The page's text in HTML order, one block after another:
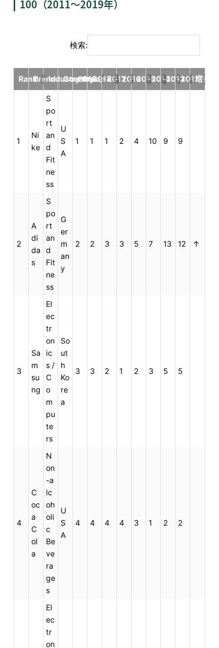
100（2011～2019年）
検索:
1
Ni
ke
S
po
rt
an
d
Fit
ne
ss
U
S
A
1 1 1 2 4 10 9 9
2
A
di
da
s
S
po
rt
an
d
Fit
ne
ss
G
er
m
an
y
2 2 3 3 5 7 13 12 ↑
3
Sa
m
su
ng
El
ec
tr
on
ic
s /
C
o
m
pu
te
rs
So
ut
h
Ko
re
a
3 3 2 1 2 3 5 5
4
C
oc
a
C
ol
a
N
on
-a
lc
oh
oli
c
Be
ve
ra
ge
s
U
S
A
4 4 4 4 3 1 2 2
El
ec
tr
on